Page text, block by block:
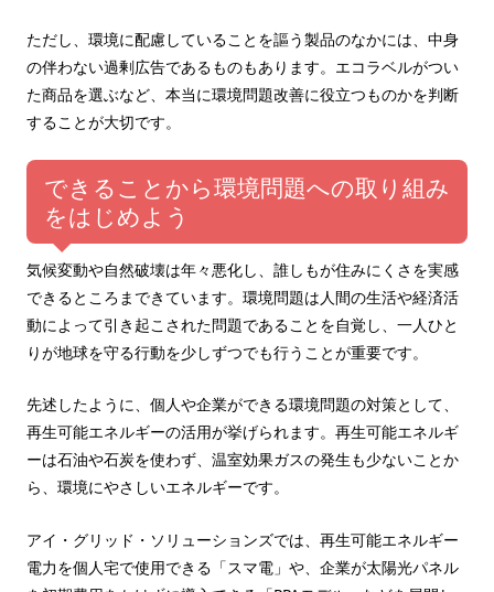
ただし、環境に配慮していることを謳う製品のなかには、中身
の伴わない過剰広告であるものもあります。エコラベルがつい
た商品を選ぶなど、本当に環境問題改善に役立つものかを判断
することが大切です。
できることから環境問題への取り組み
をはじめよう
気候変動や自然破壊は年々悪化し、誰しもが住みにくさを実感
できるところまできています。環境問題は人間の生活や経済活
動によって引き起こされた問題であることを自覚し、一人ひと
りが地球を守る行動を少しずつでも行うことが重要です。
先述したように、個人や企業ができる環境問題の対策として、
再生可能エネルギーの活用が挙げられます。再生可能エネルギ
ーは石油や石炭を使わず、温室効果ガスの発生も少ないことか
ら、環境にやさしいエネルギーです。
アイ・グリッド・ソリューションズでは、再生可能エネルギー
電力を個人宅で使用できる「スマ電」や、企業が太陽光パネル